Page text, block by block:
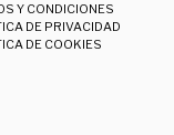
Y CONDICIONES
DE PRIVACIDAD
DE COOKIES